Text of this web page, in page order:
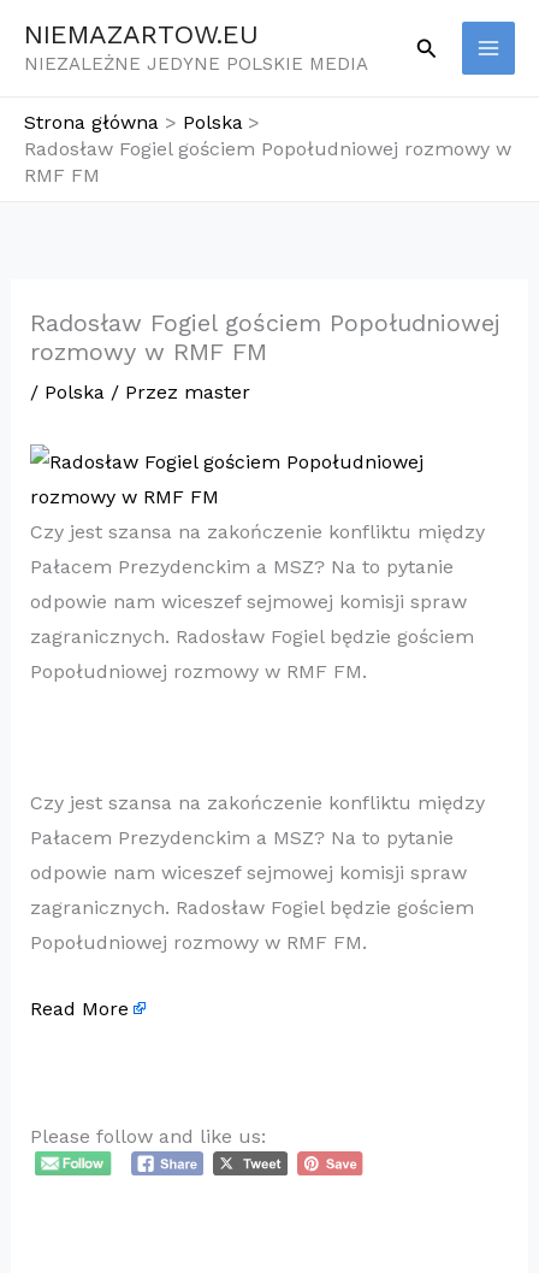
NIEMAZARTOW.EU
NIEZALEŻNE JEDYNE POLSKIE MEDIA
Szukaj
Strona główna
Polska
Radosław Fogiel gościem Popołudniowej rozmowy w
RMF FM
Radosław Fogiel gościem Popołudniowej
rozmowy w RMF FM
/ Polska/ Przez master
Czy jest szansa na zakończenie konfliktu między
Pałacem Prezydenckim a MSZ? Na to pytanie
odpowie nam wiceszef sejmowej komisji spraw
zagranicznych. Radosław Fogiel będzie gościem
Popołudniowej rozmowy w RMF FM.
Czy jest szansa na zakończenie konfliktu między
Pałacem Prezydenckim a MSZ? Na to pytanie
odpowie nam wiceszef sejmowej komisji spraw
zagranicznych. Radosław Fogiel będzie gościem
Popołudniowej rozmowy w RMF FM.
Read More
Please follow and like us: